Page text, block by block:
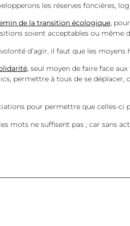
les réserves foncières,
de la transition écologique,
soient acceptables ou même
d’agir, il faut que les
seul moyen de faire face
permettre à tous de se
pour permettre que celles-ci
mots ne suffisent pas ; car sans